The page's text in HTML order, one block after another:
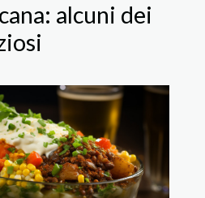
alcuni dei